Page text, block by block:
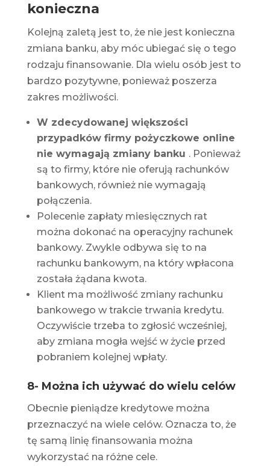
konieczna
Kolejną zaletą jest to, że nie jest konieczna
zmiana banku, aby móc ubiegać się o tego
rodzaju finansowanie. Dla wielu osób jest to
bardzo pozytywne, ponieważ poszerza
zakres możliwości.
W zdecydowanej większości
przypadków firmy pożyczkowe online
nie wymagają zmiany banku . Ponieważ
są to firmy, które nie oferują rachunków
bankowych, również nie wymagają
połączenia.
Polecenie zapłaty miesięcznych rat
można dokonać na operacyjny rachunek
bankowy. Zwykle odbywa się to na
rachunku bankowym, na który wpłacona
została żądana kwota.
Klient ma możliwość zmiany rachunku
bankowego w trakcie trwania kredytu.
Oczywiście trzeba to zgłosić wcześniej,
aby zmiana mogła wejść w życie przed
pobraniem kolejnej wpłaty.
8- Można ich używać do wielu celów
Obecnie pieniądze kredytowe można
przeznaczyć na wiele celów. Oznacza to, że
tę samą linię finansowania można
wykorzystać na różne cele.